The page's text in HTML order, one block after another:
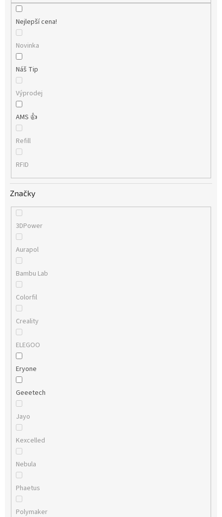
Nejlepší cena!
Novinka
Náš Tip
Výprodej
AMS 👍
Refill
RFID
Značky
3DPower
Aurapol
Bambu Lab
Colorfil
Creality
ELEGOO
Eryone
Geeetech
Jayo
Kexcelled
Nebula
Phaetus
Polymaker